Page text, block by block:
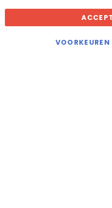
Algemene
Droomkachels maakt
KVK: 70636117